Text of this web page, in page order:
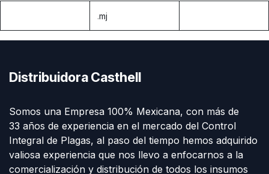
.mj
Distribuidora Casthell
Somos una Empresa 100% Mexicana, con más de
33 años de experiencia en el mercado del Control
Integral de Plagas, al paso del tiempo hemos adquirido
valiosa experiencia que nos llevo a enfocarnos a la
comercialización y distribución de todos los insumos